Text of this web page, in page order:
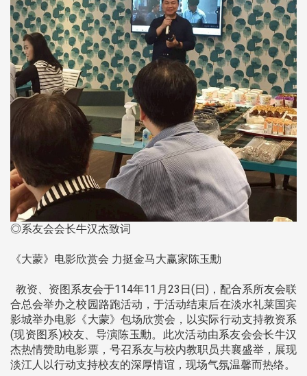
◎系友会会长牛汉杰致词
《大蒙》电影欣赏会 力挺金马大赢家陈玉勳
教资、资图系友会于114年11月23日(日)，配合系所友会联
合总会举办之校园路跑活动，于活动结束后在淡水礼莱国宾
影城举办电影《大蒙》包场欣赏会，以实际行动支持教资系
(现资图系)校友、导演陈玉勳。此次活动由系友会会长牛汉
杰热情赞助电影票，号召系友与校内教职员共襄盛举，展现
淡江人以行动支持校友的深厚情谊，现场气氛温馨而热络。